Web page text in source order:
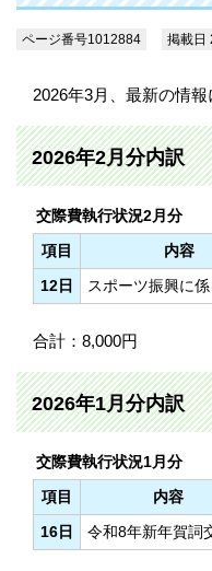
ページ番号1012884 掲載日
2026年3月、最新の情報
2026年2月分内訳
交際費執行状況2月分
項目
内容
12日
スポーツ振興に
合計：8,000円
2026年1月分内訳
交際費執行状況1月分
項目
内容
16日
令和8年新年賀詞